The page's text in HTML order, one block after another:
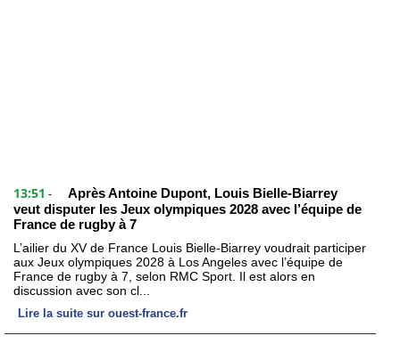
13:51 -
Après Antoine Dupont, Louis Bielle-Biarrey
veut disputer les Jeux olympiques 2028 avec l’équipe de
France de rugby à 7
L’ailier du XV de France Louis Bielle-Biarrey voudrait participer
aux Jeux olympiques 2028 à Los Angeles avec l’équipe de
France de rugby à 7, selon RMC Sport. Il est alors en
discussion avec son cl...
Lire la suite sur ouest-france.fr